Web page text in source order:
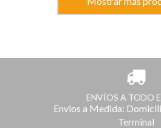
ENVÍOS A TODO
Envios a Medida:
Terminal